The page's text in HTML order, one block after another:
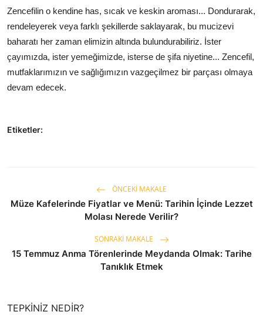
Zencefilin o kendine has, sıcak ve keskin aroması... Dondurarak,
rendeleyerek veya farklı şekillerde saklayarak, bu mucizevi
baharatı her zaman elimizin altında bulundurabiliriz. İster
çayımızda, ister yemeğimizde, isterse de şifa niyetine... Zencefil,
mutfaklarımızın ve sağlığımızın vazgeçilmez bir parçası olmaya
devam edecek.
Etiketler:
ÖNCEKI MAKALE
Müze Kafelerinde Fiyatlar ve Menü: Tarihin İçinde Lezzet
Molası Nerede Verilir?
SONRAKI MAKALE
15 Temmuz Anma Törenlerinde Meydanda Olmak: Tarihe
Tanıklık Etmek
TEPKINIZ NEDIR?